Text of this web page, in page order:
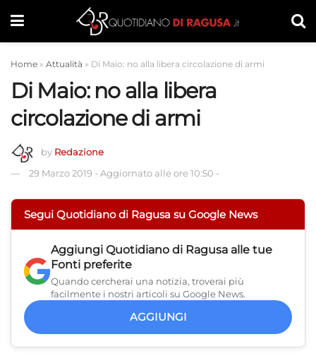
Home » Attualità » Di Maio: no alla libera circolazione di armi
Di Maio: no alla libera
circolazione di armi
by Redazione
29 Marzo 2019 - Aggiornato alle ore 10:50 -
Segui Quotidiano di Ragusa su Google News
Aggiungi Quotidiano di Ragusa alle tue
Fonti preferite
Quando cercherai una notizia, troverai più
facilmente i nostri articoli su Google News.
AGGIUNGI